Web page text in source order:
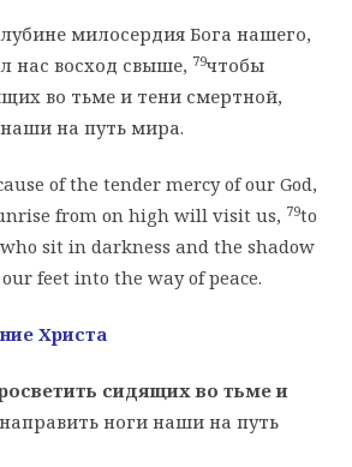
милосердия Бога нашего,
нас восход свыше, 79чтобы
во тьме и тени смертной,
на путь мира.
of the tender mercy of our God,
from on high will visit us, 79to
sit in darkness and the shadow
feet into the way of peace.
Христа
сидящих во тьме и
ноги наши на путь